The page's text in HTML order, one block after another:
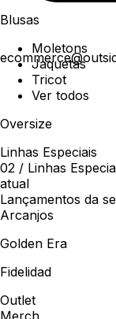
Blusas
Moletons
Jaquetas
Tricot
Ver todos
Oversize
Linhas Especiais
02 / Linhas
atual
Lançamentos da
Arcanjos
Golden Era
Fidelidad
Outlet
Merch